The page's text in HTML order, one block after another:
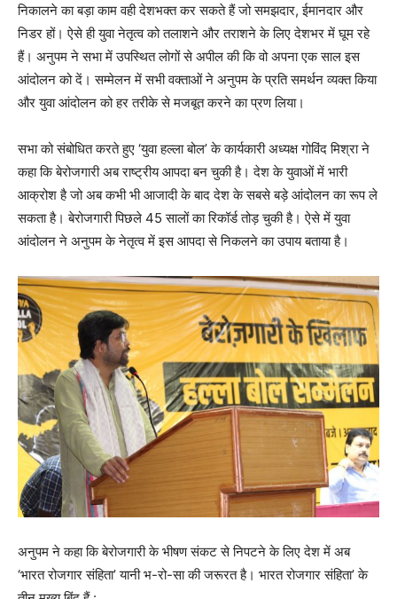
निकालने का बड़ा काम वही देशभक्त कर सकते हैं जो समझदार, ईमानदार और
निडर हों। ऐसे ही युवा नेतृत्व को तलाशने और तराशने के लिए देशभर में घूम रहे
हैं। अनुपम ने सभा में उपस्थित लोगों से अपील की कि वो अपना एक साल इस
आंदोलन को दें। सम्मेलन में सभी वक्ताओं ने अनुपम के प्रति समर्थन व्यक्त किया
और युवा आंदोलन को हर तरीके से मजबूत करने का प्रण लिया।
सभा को संबोधित करते हुए ‘युवा हल्ला बोल’ के कार्यकारी अध्यक्ष गोविंद मिश्रा ने
कहा कि बेरोजगारी अब राष्ट्रीय आपदा बन चुकी है। देश के युवाओं में भारी
आक्रोश है जो अब कभी भी आजादी के बाद देश के सबसे बड़े आंदोलन का रूप ले
सकता है। बेरोजगारी पिछले 45 सालों का रिकॉर्ड तोड़ चुकी है। ऐसे में युवा
आंदोलन ने अनुपम के नेतृत्व में इस आपदा से निकलने का उपाय बताया है।
अनुपम ने कहा कि बेरोजगारी के भीषण संकट से निपटने के लिए देश में अब
‘भारत रोजगार संहिता’ यानी भ-रो-सा की जरूरत है। भारत रोजगार संहिता’ के